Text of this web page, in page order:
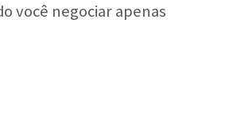
você negociar apenas